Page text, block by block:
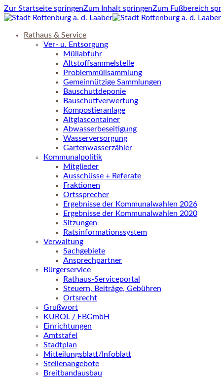
Zur Startseite springenZum Inhalt springenZum Fußbereich
Rathaus & Service
Ver- u. Entsorgung
Müllabfuhr
Altstoffsammelstelle
Problemmüllsammlung
Gemeinnützige Sammlungen
Bauschuttdeponie
Bauschuttverwertung
Kompostieranlage
Altglascontainer
Abwasserbeseitigung
Wasserversorgung
Gartenwasserzähler
Kommunalpolitik
Mitglieder
Ausschüsse + Referate
Fraktionen
Ortssprecher
Ergebnisse der Kommunalwahlen 2026
Ergebnisse der Kommunalwahlen 2020
Sitzungen
Ratsinformationssystem
Verwaltung
Sachgebiete
Ansprechpartner
Bürgerservice
Rathaus-Serviceportal
Steuern, Beiträge, Gebühren
Ortsrecht
Grußwort
KUROL / EBGmbH
Einrichtungen
Amtstafel
Stadtplan
Mitteilungsblatt/Infoblatt
Stellenangebote
Breitbandausbau